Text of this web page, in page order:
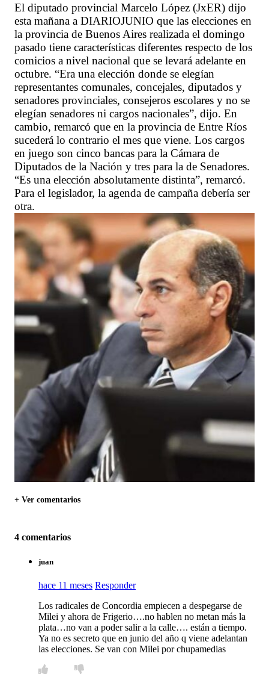
El diputado provincial Marcelo López (JxER) dijo
esta mañana a DIARIOJUNIO que las elecciones en
la provincia de Buenos Aires realizada el domingo
pasado tiene características diferentes respecto de los
comicios a nivel nacional que se levará adelante en
octubre. “Era una elección donde se elegían
representantes comunales, concejales, diputados y
senadores provinciales, consejeros escolares y no se
elegían senadores ni cargos nacionales”, dijo. En
cambio, remarcó que en la provincia de Entre Ríos
sucederá lo contrario el mes que viene. Los cargos
en juego son cinco bancas para la Cámara de
Diputados de la Nación y tres para la de Senadores.
“Es una elección absolutamente distinta”, remarcó.
Para el legislador, la agenda de campaña debería ser
otra.
+ Ver comentarios
4 comentarios
juan
hace 11 meses Responder
Los radicales de Concordia empiecen a despegarse de
Milei y ahora de Frigerio….no hablen no metan más la
plata…no van a poder salir a la calle…. están a tiempo.
Ya no es secreto que en junio del año q viene adelantan
las elecciones. Se van con Milei por chupamedias